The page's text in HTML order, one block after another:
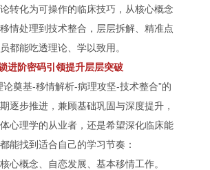
转化为可操作的临床技巧，从核心概念
情处理到技术整合，层层拆解、精准点
都能吃透理论、学以致用。
进阶密码引领提升层层突破
论奠基-移情解析-病理攻坚-技术整合”的
逐步推进，兼顾基础巩固与深度提升，
心理学的从业者，还是希望深化临床能
能找到适合自己的学习节奏：
心概念、自恋发展、基本移情工作。